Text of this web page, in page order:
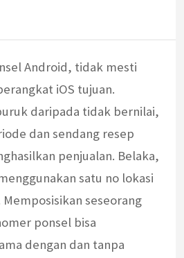
Android, tidak mesti
iOS tujuan.
daripada tidak bernilai,
dan sendang resep
penjualan. Belaka,
satu no lokasi
seseorang
ponsel bisa
dengan dan tanpa